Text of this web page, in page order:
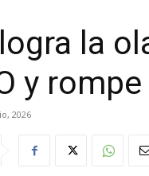
la
y rompe
2026